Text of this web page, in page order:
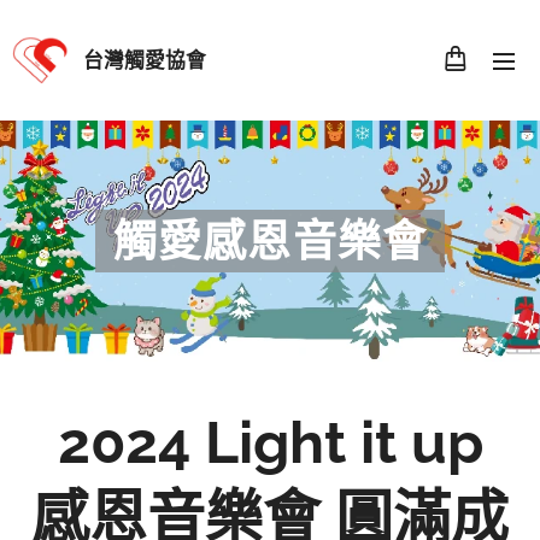
台灣觸愛協會
觸愛感恩音樂會
2024 Light it up
感恩音樂會 圓滿成